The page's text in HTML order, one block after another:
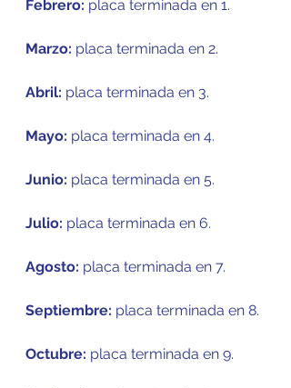
Febrero: placa terminada en 1.
Marzo: placa terminada en 2.
Abril: placa terminada en 3.
Mayo: placa terminada en 4.
Junio: placa terminada en 5.
Julio: placa terminada en 6.
Agosto: placa terminada en 7.
Septiembre: placa terminada en 8.
Octubre: placa terminada en 9.